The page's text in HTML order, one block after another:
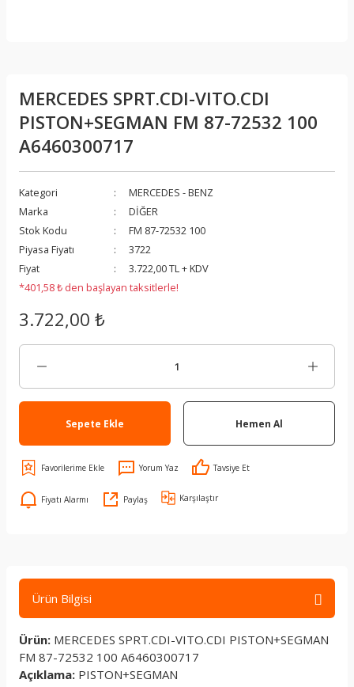
MERCEDES SPRT.CDI-VITO.CDI
PISTON+SEGMAN FM 87-72532 100
A6460300717
Kategori
MERCEDES - BENZ
Marka
DİĞER
Stok Kodu
FM 87-72532 100
Piyasa Fiyatı
3722
Fiyat
3.722,00 TL + KDV
*401,58 ₺ den başlayan taksitlerle!
3.722,00 ₺
Sepete Ekle Hemen Al
Yorum Yaz Tavsiye Et
Fiyatı Alarmı Paylaş Karşılaştır
Ürün Bilgisi
Ürün: MERCEDES SPRT.CDI-VITO.CDI PISTON+SEGMAN
FM 87-72532 100 A6460300717
Açıklama: PISTON+SEGMAN